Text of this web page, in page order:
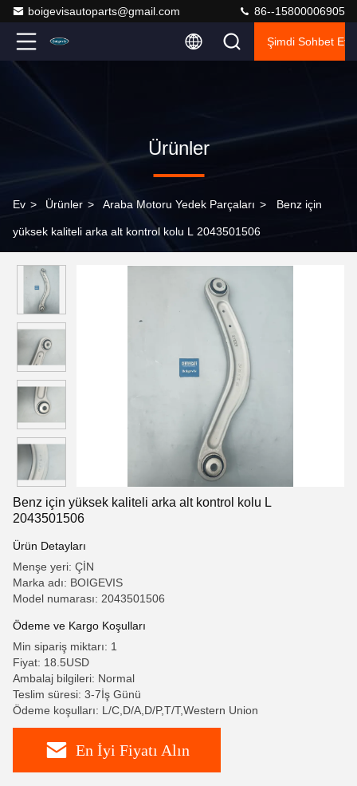
boigevisautoparts@gmail.com 86--15800006905
Şimdi Sohbet Et.
Ürünler
Ev > Ürünler > Araba Motoru Yedek Parçaları > Benz için
yüksek kaliteli arka alt kontrol kolu L 2043501506
Benz için yüksek kaliteli arka alt kontrol kolu L
2043501506
Ürün Detayları
Menşe yeri: ÇİN
Marka adı: BOIGEVIS
Model numarası: 2043501506
Ödeme ve Kargo Koşulları
Min sipariş miktarı: 1
Fiyat: 18.5USD
Ambalaj bilgileri: Normal
Teslim süresi: 3-7İş Günü
Ödeme koşulları: L/C,D/A,D/P,T/T,Western Union
En İyi Fiyatı Alın